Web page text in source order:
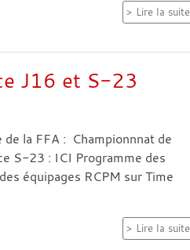
Lire la suite
J16 et S-23
la FFA : Championnnat de
S-23 : ICI Programme des
équipages RCPM sur Time
Lire la suite